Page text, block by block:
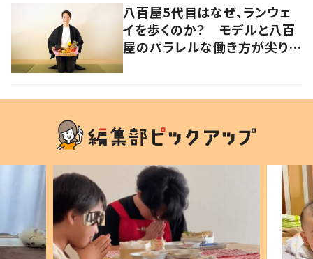
八百屋5代目はなぜ、ランウェ
イを歩くのか？ モデルと八百
屋のパラレルな働き方が尖り続